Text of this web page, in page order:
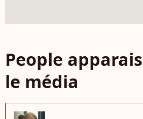
People
le média